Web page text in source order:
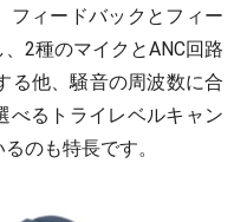
フィードバックとフィー
2種のマイクとANC回路
る他、騒音の周波数に合
べるトライレベルキャン
のも特長です。